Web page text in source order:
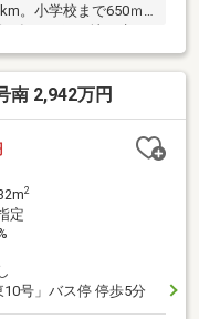
。小学校まで650ｍ
は北海道唯一で全国
的にも類のない「写
街です。大みそか
。
南 2,942万円
2
定
号」バス停 停歩5分